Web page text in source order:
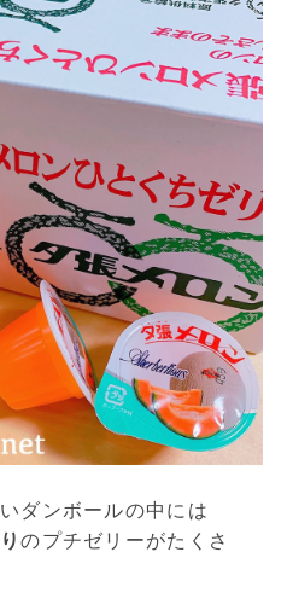
ダンボールの中には
のプチゼリーがたくさ